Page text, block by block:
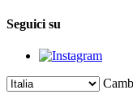
Seguici su